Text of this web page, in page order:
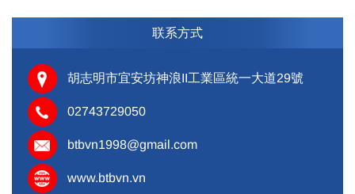
联系方式
胡志明市宜安坊神浪II工業區統一大道29號
02743729050
btbvn1998@gmail.com
www.btbvn.vn